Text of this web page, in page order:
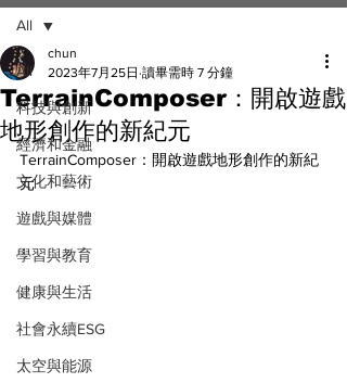
All
科技與創新
經濟和金融
文化和藝術
遊戲與媒體
學習與教育
健康與生活
社會永續ESG
太空與能源
All
TerrainComposer：開啟遊戲
地形創作的新紀元
chun
2023年7月25日 讀畢需時 7 分鐘
TerrainComposer：開啟遊戲地形創作的新紀
元